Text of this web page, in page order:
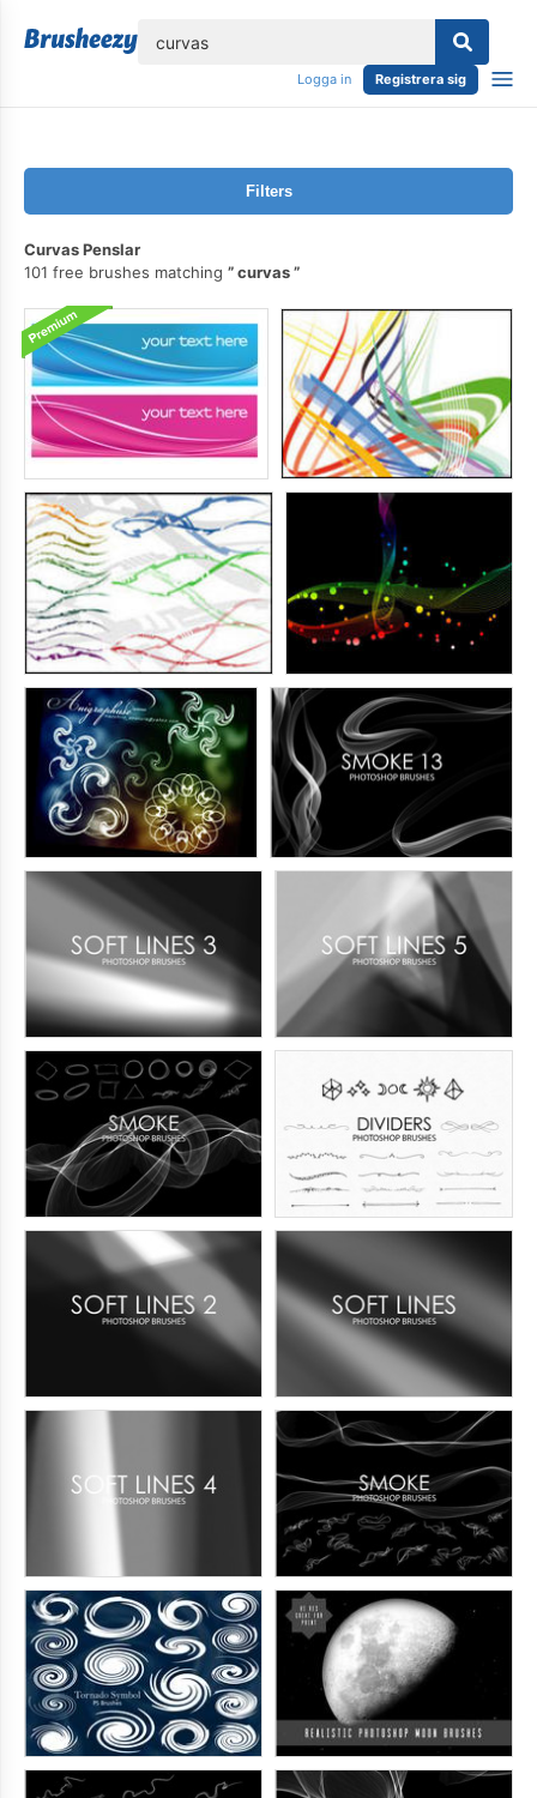
Logga in Registrera sig
Filters
Curvas Penslar
101 free brushes matching
curvas